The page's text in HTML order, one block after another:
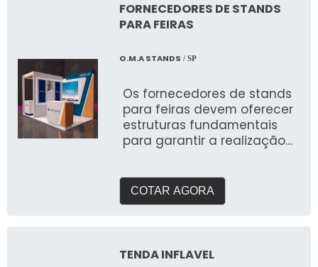
FORNECEDORES DE STANDS
PARA FEIRAS
O.M.A STANDS / SP
Os fornecedores de stands
para feiras devem oferecer
estruturas fundamentais
para garantir a realização
COTAR AGORA
TENDA INFLAVEL